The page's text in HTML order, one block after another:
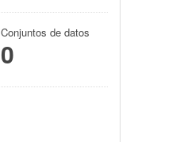
Conjuntos de datos
0